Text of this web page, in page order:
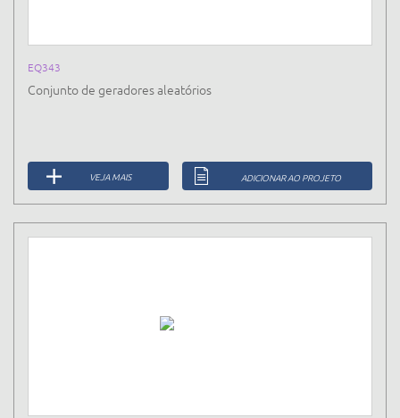
EQ343
Conjunto de geradores aleatórios
VEJA MAIS ADICIONAR AO PROJETO